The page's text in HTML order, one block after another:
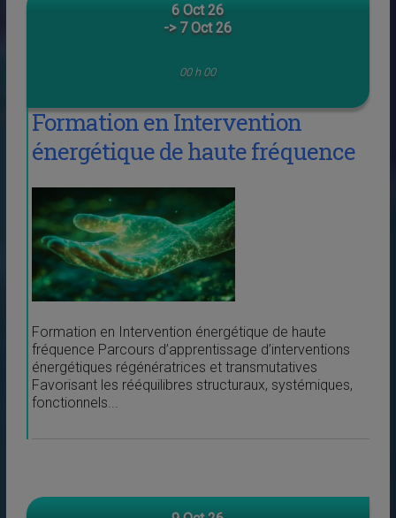
6 Oct 26
-> 7 Oct 26
00 h 00
Formation en Intervention
énergétique de haute fréquence
Formation en Intervention énergétique de haute
fréquence Parcours d’apprentissage d’interventions
énergétiques régénératrices et transmutatives
Favorisant les rééquilibres structuraux, systémiques,
fonctionnels...